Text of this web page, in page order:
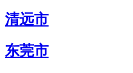
清远市
东莞市